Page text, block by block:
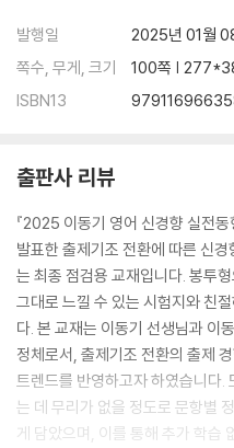
발행일
2025년 01월
쪽수, 무게, 크기
100쪽 |
ISBN13
출판사 리뷰
『2025 이동기 영어 신경향 실전
발표한 출제기조 전환에 따른 신
는 최종 점검용 교재입니다. 봉투
그대로 느낄 수 있는 시험지와 친
다. 본 교재는 이동기 선생님과 이
정체로서, 출제기조 전환의 출제
트렌드를 반영하고자 하였습니다.
는 데 무리가 없을 정도로 문항별
게 담았으며, 이를 통해 추가 학습